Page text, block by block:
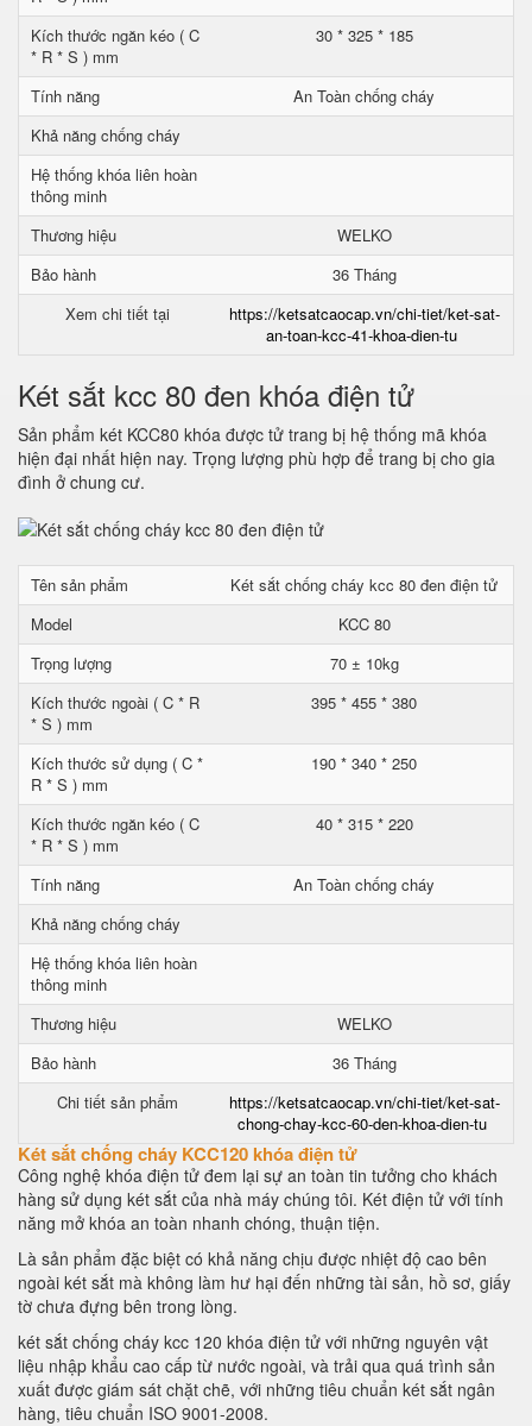
Kích thước ngăn kéo ( C
* R * S ) mm
30 * 325 * 185
Tính năng
An Toàn chống cháy
Khả năng chống cháy
Hệ thống khóa liên hoàn
thông minh
Thương hiệu
WELKO
Bảo hành
36 Tháng
Xem chi tiết tại
https://ketsatcaocap.vn/chi-tiet/ket-sat-
an-toan-kcc-41-khoa-dien-tu
Két sắt kcc 80 đen khóa điện tử
Sản phẩm két KCC80 khóa được tử trang bị hệ thống mã khóa
hiện đại nhất hiện nay. Trọng lượng phù hợp để trang bị cho gia
đình ở chung cư.
Tên sản phẩm
Két sắt chống cháy kcc 80 đen điện tử
Model
KCC 80
Trọng lượng
70 ± 10kg
Kích thước ngoài ( C * R
* S ) mm
395 * 455 * 380
Kích thước sử dụng ( C *
R * S ) mm
190 * 340 * 250
Kích thước ngăn kéo ( C
* R * S ) mm
40 * 315 * 220
Tính năng
An Toàn chống cháy
Khả năng chống cháy
Hệ thống khóa liên hoàn
thông minh
Thương hiệu
WELKO
Bảo hành
36 Tháng
Chi tiết sản phẩm
https://ketsatcaocap.vn/chi-tiet/ket-sat-
chong-chay-kcc-60-den-khoa-dien-tu
Két sắt chống cháy KCC120 khóa điện tử
Công nghệ khóa điện tử đem lại sự an toàn tin tưởng cho khách
hàng sử dụng két sắt của nhà máy chúng tôi. Két điện tử với tính
năng mở khóa an toàn nhanh chóng, thuận tiện.
Là sản phẩm đặc biệt có khả năng chịu được nhiệt độ cao bên
ngoài két sắt mà không làm hư hại đến những tài sản, hồ sơ, giấy
tờ chưa đựng bên trong lòng.
két sắt chống cháy kcc 120 khóa điện tử với những nguyên vật
liệu nhập khẩu cao cấp từ nước ngoài, và trải qua quá trình sản
xuất được giám sát chặt chẽ, với những tiêu chuẩn két sắt ngân
hàng, tiêu chuẩn ISO 9001-2008.